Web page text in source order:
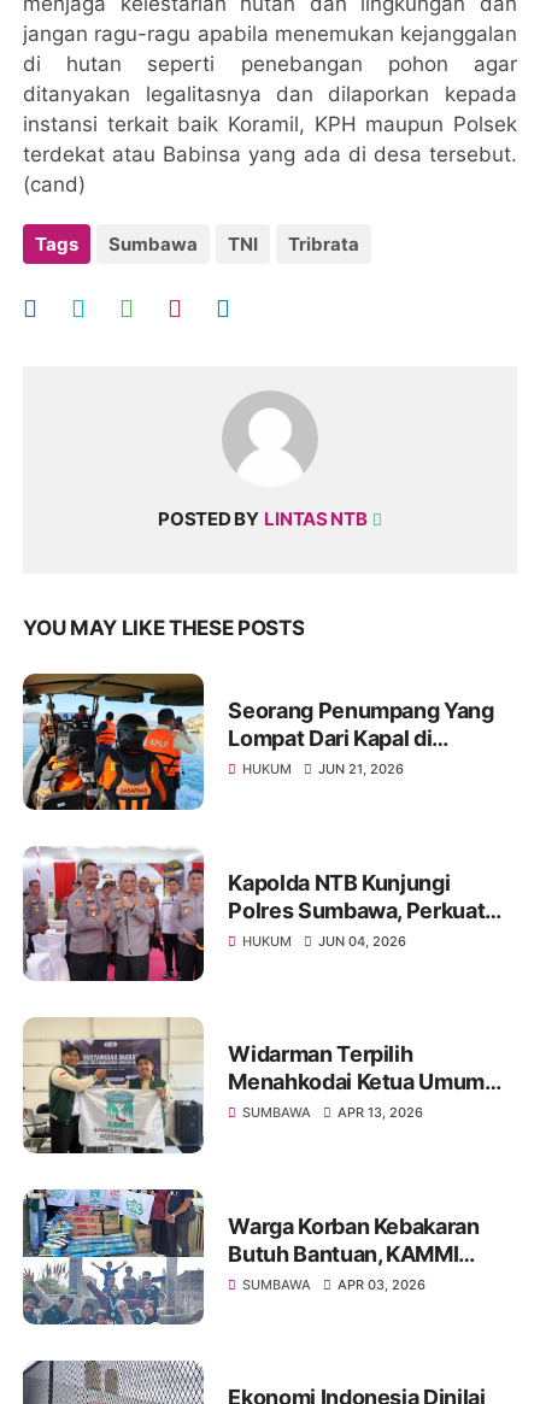
jangan ragu-ragu apabila menemukan kejanggalan
di hutan seperti penebangan pohon agar
ditanyakan legalitasnya dan dilaporkan kepada
instansi terkait baik Koramil, KPH maupun Polsek
terdekat atau Babinsa yang ada di desa tersebut.
(cand)
Tags Sumbawa TNI Tribrata
POSTED BY LINTAS NTB
YOU MAY LIKE THESE POSTS
Seorang Penumpang Yang
Lompat Dari Kapal di
Perairan Poto Tano, Tim SAR
HUKUM JUN 21, 2026
Kapolda NTB Kunjungi
Polres Sumbawa, Perkuat
Pengawasan Internal dan
HUKUM JUN 04, 2026
Widarman Terpilih
Menahkodai Ketua Umum
KAMMI SUMBAWA Periode
SUMBAWA APR 13, 2026
Warga Korban Kebakaran
Butuh Bantuan, KAMMI
Sumbawa Respon Cepat
SUMBAWA APR 03, 2026
Ekonomi Indonesia Dinilai